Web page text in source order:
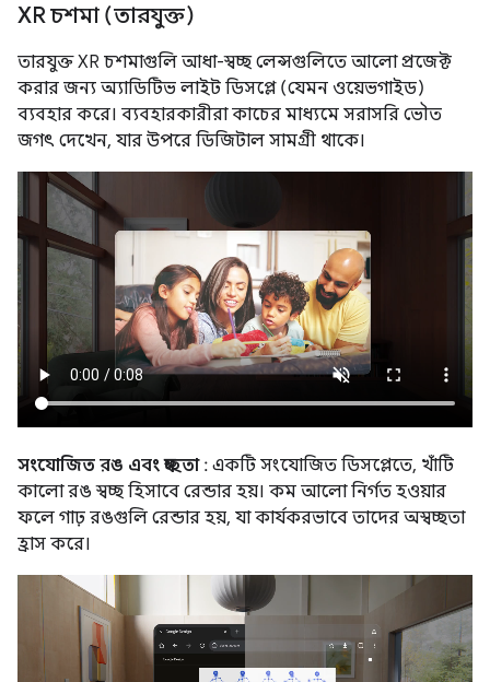
XR চশমা (তারযুক্ত)
তারযুক্ত XR চশমাগুলি আধা-স্বচ্ছ লেন্সগুলিতে আলো প্রজেক্ট
করার জন্য অ্যাডিটিভ লাইট ডিসপ্লে (যেমন ওয়েভগাইড)
ব্যবহার করে। ব্যবহারকারীরা কাচের মাধ্যমে সরাসরি ভৌত ​​
জগৎ দেখেন, যার উপরে ডিজিটাল সামগ্রী থাকে।
সংযোজিত রঙ এবং স্বচ্ছতা: একটি সংযোজিত ডিসপ্লেতে, খাঁটি
কালো রঙ স্বচ্ছ হিসাবে রেন্ডার হয়। কম আলো নির্গত হওয়ার
ফলে গাঢ় রঙগুলি রেন্ডার হয়, যা কার্যকরভাবে তাদের অস্বচ্ছতা
হ্রাস করে।